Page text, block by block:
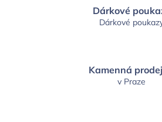
Dárkové
Dárkové
Kamenná
v Praze